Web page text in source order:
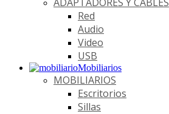
Red
Audio
Video
USB
Mobiliarios
MOBILIARIOS
Escritorios
Sillas